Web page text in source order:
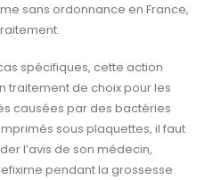
sans ordonnance en France,
spécifiques, cette action
traitement de choix pour les
causées par des bactéries
sous plaquettes, il faut
l’avis de son médecin,
pendant la grossesse